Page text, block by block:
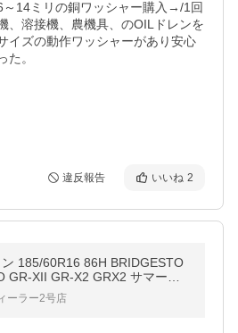
～14ミリの銅ワッシャー購入→/1回
、溶接機、農機具、のOILドレンを
イズの動作ワッシャーがあり安心
た。
違反報告 いいね 2
ーラー2号店